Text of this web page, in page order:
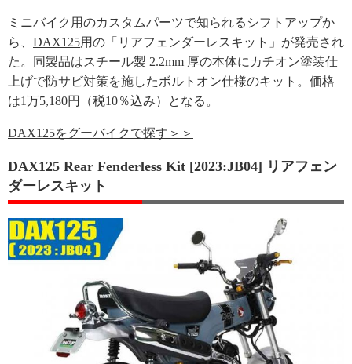
ミニバイク用のカスタムパーツで知られるシフトアップか
ら、 DAX125用の「リアフェンダーレスキット」が発売され
た。同製品はスチール製 2.2mm 厚の本体にカチオン塗装仕
上げで防サビ対策を施したボルトオン仕様のキット。価格
は1万5,180円（税10％込み）となる。
DAX125をグーバイクで探す＞＞
DAX125 Rear Fenderless Kit [2023:JB04] リアフェン
ダーレスキット